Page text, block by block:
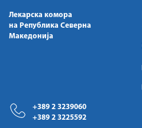
Лекарска комора
на Република Северна
Македонија
+389 2 3239060
+389 2 3225592